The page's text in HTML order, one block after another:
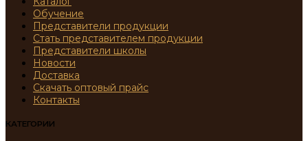
Обучение
Представители продукции
Стать представителем продукции
Представители школы
Новости
Доставка
Скачать оптовый прайс
Контакты
КАТЕГОРИИ